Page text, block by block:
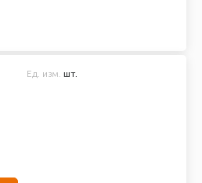
Ед. изм. шт.